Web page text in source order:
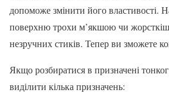
допоможе змінити його властивості.
поверхню трохи м’якшою чи
незручних стиків. Тепер ви зможете
Якщо розбиратися в призначені
виділити кілька призначень: